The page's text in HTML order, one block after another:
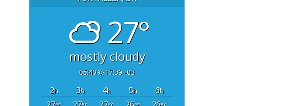
27°
mostly cloudy
05:40 17:39 -03
2h 3h 4h 5h 6h